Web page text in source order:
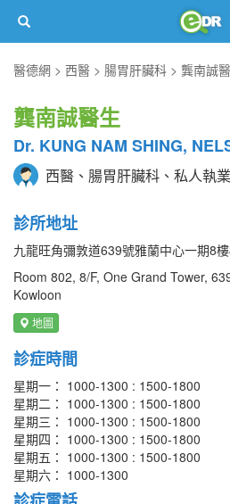
醫德網
西醫 腸胃肝臟科 龔南誠
龔南誠醫生
Dr. KUNG NAM SHING,
西醫、腸胃肝臟科、私人執業
診所地址
九龍旺角彌敦道639號雅蘭中心一期8
Room 802, 8/F, One Grand Tower,
Kowloon
地圖
診症時間
星期一： 1000-1300 : 1500-1800
星期二： 1000-1300 : 1500-1800
星期三： 1000-1300 : 1500-1800
星期四： 1000-1300 : 1500-1800
星期五： 1000-1300 : 1500-1800
星期六： 1000-1300